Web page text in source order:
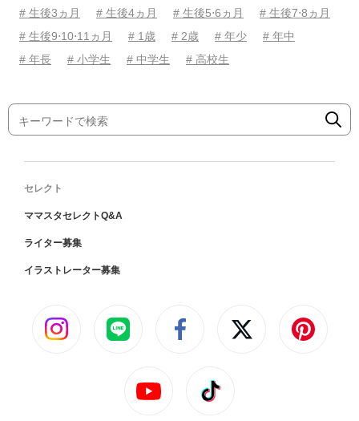
# 生後3ヵ月
# 生後4ヵ月 # 生後5⋅6ヵ月
# 生後7⋅8ヵ月
# 生後9⋅10⋅11ヵ月
# 1歳 # 2歳 # 年少
# 年中
# 年長
# 小学生 # 中学生 # 高校生
セレクト
ママスタセレクトQ&A
ライター募集
イラストレーター募集